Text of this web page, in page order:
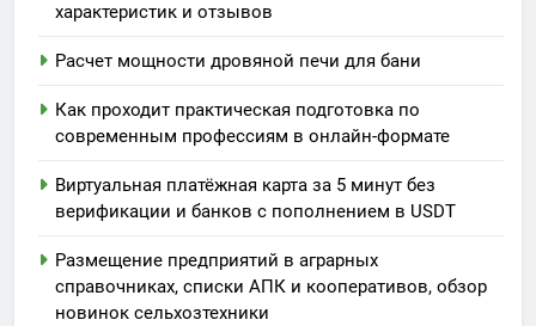
характеристик и отзывов
Расчет мощности дровяной печи для бани
Как проходит практическая подготовка по
современным профессиям в онлайн-формате
Виртуальная платёжная карта за 5 минут без
верификации и банков с пополнением в USDT
Размещение предприятий в аграрных
справочниках, списки АПК и кооперативов, обзор
новинок сельхозтехники